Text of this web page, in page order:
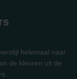
helemaal naar
de kleuren uit de